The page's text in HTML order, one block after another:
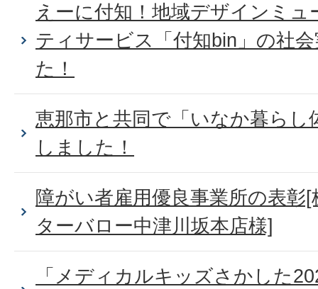
えーに付知！地域デザインミ
ティサービス「付知bin」の社
た！
恵那市と共同で「いなか暮らし
しました！
障がい者雇用優良事業所の表彰
ターバロー中津川坂本店様]
「メディカルキッズさかした